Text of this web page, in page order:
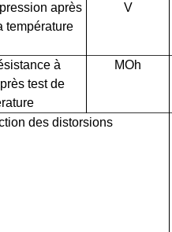
après
température
V
à
test de
MOh
des distorsions